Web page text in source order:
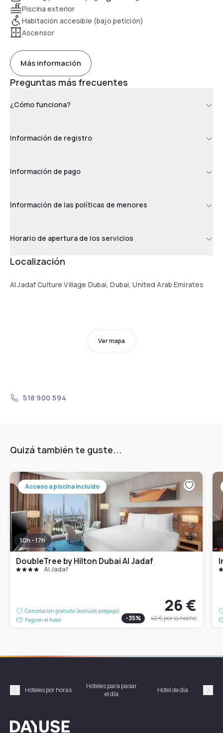
Piscina exterior
Habitación accesible (bajo petición)
Ascensor
Más información
Preguntas más frecuentes
¿Cómo funciona?
Información de registro
Información de pago
Información de las políticas de menores
Horario de apertura de los servicios
Localización
Al Jadaf Culture Village Dubai, Dubai, United Arab Emirates
Ver mapa
518 900 594
Quizá también te guste...
Acceso a piscina incluido
10h - 17h
DoubleTree by Hilton Dubai Al Jadaf
Al Jadaf
Cancelación gratuita (excluido prepago)
Pago en el hotel
26 €
-35% 40 €por la noche
Précédent
Hoteles por horas
Hoteles para pasar
el día
Hotel de día
Dayuse